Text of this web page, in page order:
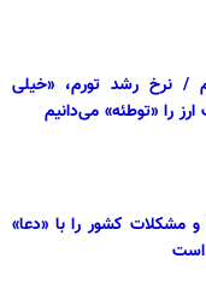
/ نرخ رشد تورم، «خیلی
را «توطئه» می‌دانیم
مشکلات کشور را با «دعا»
است